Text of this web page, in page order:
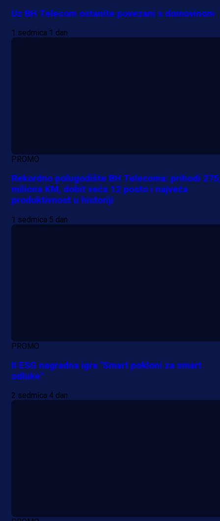
Uz BH Telecom ostanite povezani s domovinom
1 sedmica 1 dan
PROMO
Rekordno polugodište BH Telecoma: prihodi
miliona KM, dobit veća 12 posto i najveća
produktivnost u historiji
1 sedmica 5 dan
PROMO
II ESG nagradna igra "Smart pokloni za smart
odluke"
2 sedmica 4 dan